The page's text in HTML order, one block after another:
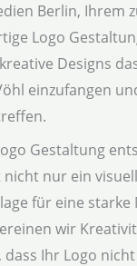
Berlin, Ihrem
Logo
Designs
einzufangen
Gestaltung
nicht nur ein
für eine
wir
Ihr Logo